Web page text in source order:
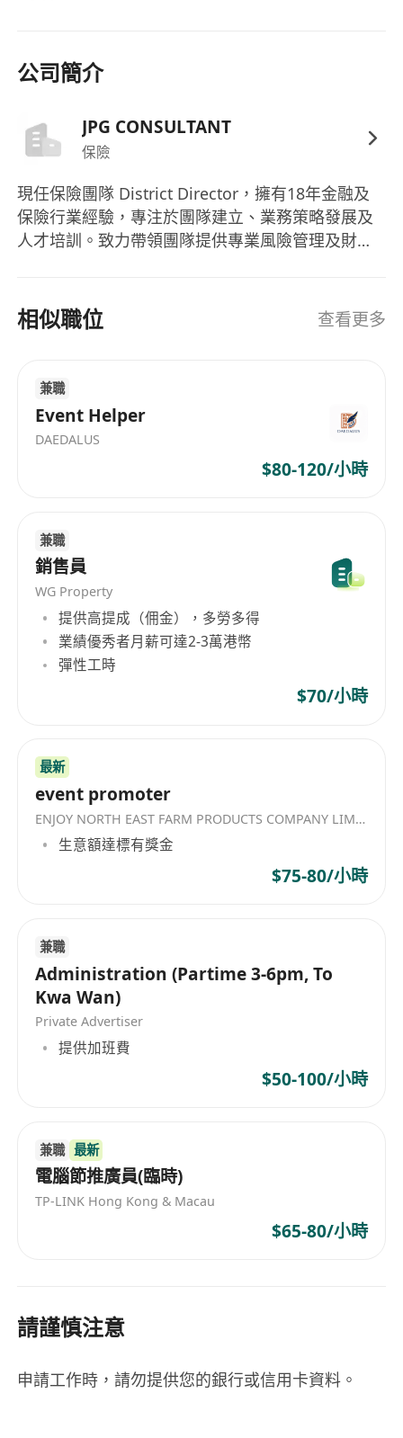
公司簡介
JPG CONSULTANT
保險
現任保險團隊 District Director，擁有18年金融及
保險行業經驗，專注於團隊建立、業務策略發展及
人才培訓。致力帶領團隊提供專業風險管理及財務
層人才。透過系統化培訓及績效管理，建立高效及
具持續增長能力嘅專業團隊。 專長包括： - 團隊管
場策略 - 銷售領導及績效提升 - 合規及風險管理 目
標係持續擴展業務版圖，同時培養更多具專業操守
及競爭力嘅保險領袖。
相似職位 查看更多
兼職
Event Helper
DAEDALUS
$80-120/小時
兼職
銷售員
WG Property
提供高提成（佣金），多勞多得
業績優秀者月薪可達2-3萬港幣
彈性工時
$70/小時
最新
event promoter
ENJOY NORTH EAST FARM PRODUCTS COMPANY LIMITED
生意額達標有獎金
$75-80/小時
兼職
Administration (Partime 3-6pm, To
Kwa Wan)
Private Advertiser
提供加班費
$50-100/小時
兼職 最新
電腦節推廣員(臨時)
TP-LINK Hong Kong & Macau
$65-80/小時
請謹慎注意
申請工作時，請勿提供您的銀行或信用卡資料。